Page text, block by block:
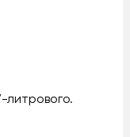
литрового.